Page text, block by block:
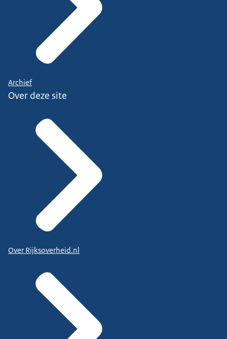
Archief
Over deze site
Over Rijksoverheid.nl